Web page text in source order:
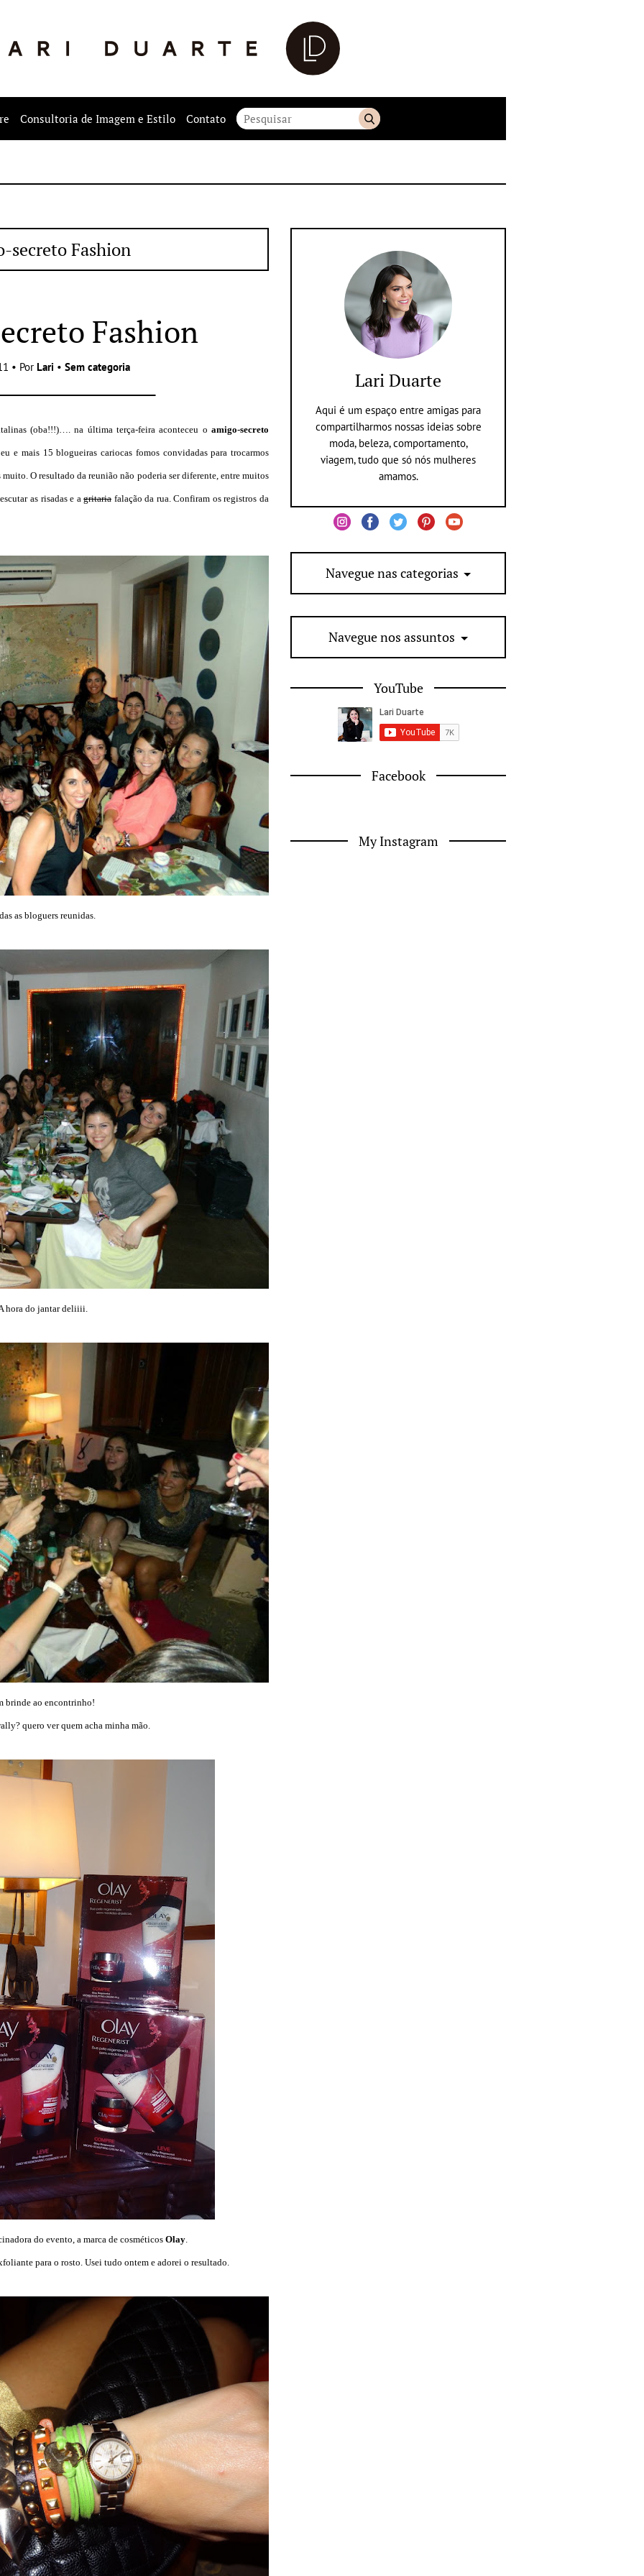
Consultoria de Imagem e Estilo Contato
secreto Fashion
Fashion
• Por Lari • Sem categoria
(oba!!!)…. na última terça-feira aconteceu o amigo-secreto
e mais 15 blogueiras cariocas fomos convidadas para trocarmos
O resultado da reunião não poderia ser diferente, entre muitos
as risadas e agritariafalação da rua. Confiram os registros da
as bloguers reunidas.
hora do jantar deliiii.
brinde ao encontrinho!
quero ver quem acha minha mão.
do evento, a marca de cosméticos Olay
para o rosto. Usei tudo ontem e adorei o resultado.
Lari Duarte
Aqui é um espaço entre amigas para
compartilharmos nossas ideias sobre
moda, beleza, comportamento,
viagem, tudo que só nós mulheres
amamos.
Navegue nas categorias
Navegue nos assuntos
YouTube
Facebook
My Instagram